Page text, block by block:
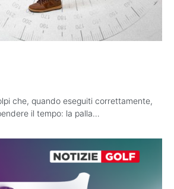
che, quando eseguiti correttamente,
il tempo: la palla…